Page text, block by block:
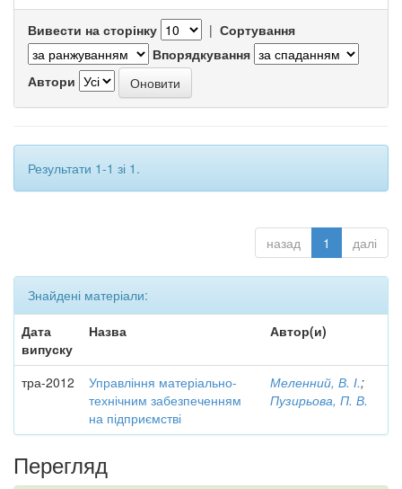
Вивести на сторінку | Сортування
Впорядкування
Автори
Результати 1-1 зі 1.
назад 1 далі
Знайдені матеріали:
Дата
випуску
Назва Автор(и)
тра-2012
Управління матеріально-
технічним забезпеченням
на підприємстві
Меленний, В. І.;
Пузирьова, П. В.
Перегляд